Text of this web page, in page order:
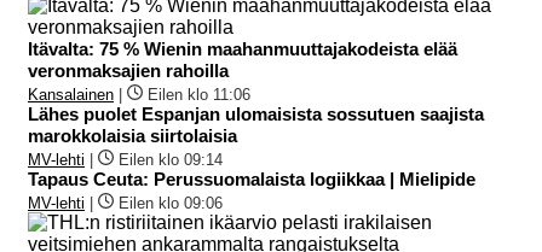
Itävalta: 75 % Wienin maahanmuuttajakodeista elää
veronmaksajien rahoilla
Kansalainen | Eilen klo 11:06
Lähes puolet Espanjan ulomaisista sossutuen saajista
marokkolaisia siirtolaisia
MV-lehti | Eilen klo 09:14
Tapaus Ceuta: Perussuomalaista logiikkaa | Mielipide
MV-lehti | Eilen klo 09:06